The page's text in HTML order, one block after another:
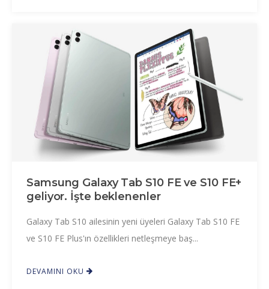
Samsung Galaxy Tab S10 FE ve S10 FE+
geliyor. İşte beklenenler
Galaxy Tab S10 ailesinin yeni üyeleri Galaxy Tab S10 FE
ve S10 FE Plus'ın özellikleri netleşmeye baş...
DEVAMINI OKU